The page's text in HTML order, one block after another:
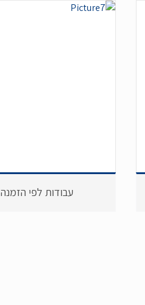
עבודות לפי הזמנה